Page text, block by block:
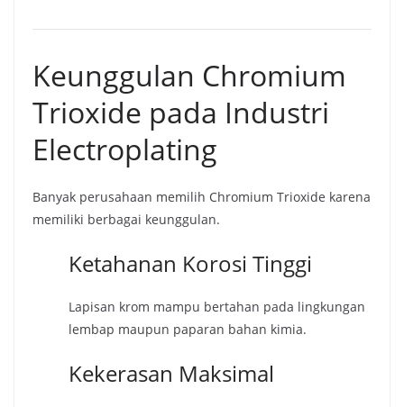
Keunggulan Chromium
Trioxide pada Industri
Electroplating
Banyak perusahaan memilih Chromium Trioxide karena
memiliki berbagai keunggulan.
Ketahanan Korosi Tinggi
Lapisan krom mampu bertahan pada lingkungan
lembap maupun paparan bahan kimia.
Kekerasan Maksimal